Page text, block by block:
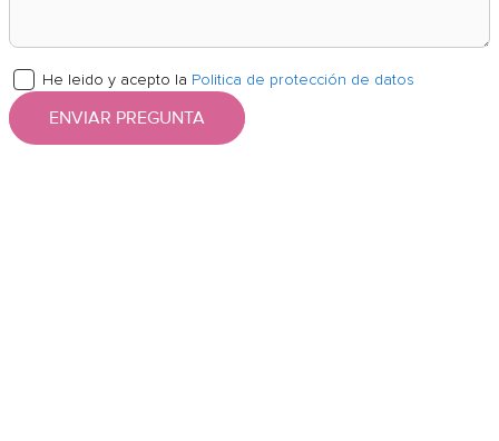
He leido y acepto la Politica de protección de datos
ENVIAR PREGUNTA